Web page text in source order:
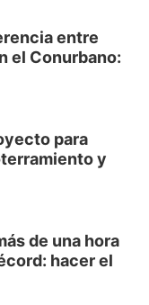
entre
el Conurbano:
para
y
de una hora
hacer el